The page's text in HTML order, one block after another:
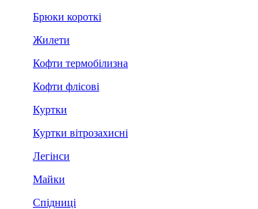
Брюки короткі
Жилети
Кофти термобілизна
Кофти флісові
Куртки
Куртки вітрозахисні
Легінси
Майки
Спідниці